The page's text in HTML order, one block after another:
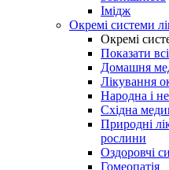
Імідж
Окремі системи
Окремі
Показати всі
Домашня
Лікування
Народна і
Східна
Природні
рослини
Оздоровчі
Гомеопатія